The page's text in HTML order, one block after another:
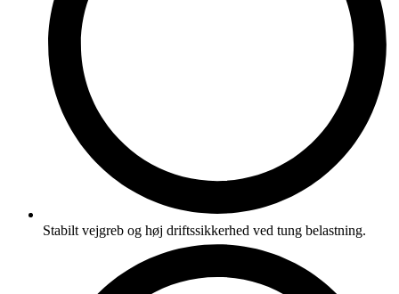
Stabilt vejgreb og høj driftssikkerhed ved tung belastning.